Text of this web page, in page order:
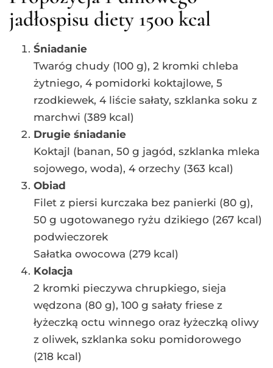
jadłospisu diety 1500 kcal
Śniadanie
Twaróg chudy (100 g), 2 kromki chleba
żytniego, 4 pomidorki koktajlowe, 5
rzodkiewek, 4 liście sałaty, szklanka soku z
marchwi (389 kcal)
Drugie śniadanie
Koktajl (banan, 50 g jagód, szklanka mleka
sojowego, woda), 4 orzechy (363 kcal)
Obiad
Filet z piersi kurczaka bez panierki (80 g),
50 g ugotowanego ryżu dzikiego (267 kcal)
podwieczorek
Sałatka owocowa (279 kcal)
Kolacja
2 kromki pieczywa chrupkiego, sieja
wędzona (80 g), 100 g sałaty friese z
łyżeczką octu winnego oraz łyżeczką oliwy
z oliwek, szklanka soku pomidorowego
(218 kcal)